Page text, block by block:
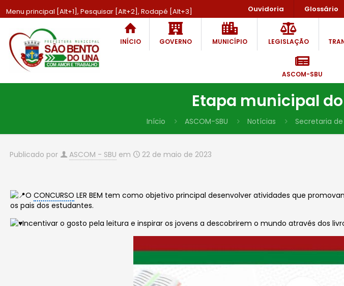
Menu principal [Alt+1], Pesquisar [Alt+2], Rodapé [Alt+3] Ouvidoria Glossário
INÍCIO GOVERNO MUNICÍPIO LEGISLAÇÃO
ASCOM-SBU
Etapa municipal
Início ASCOM-SBU Notícias Secretaria
Publicado por ASCOM - SBU em 22 de maio de 2023
OCONCURSO LER BEM tem como objetivo principal desenvolver atividades que promovam
os pais dos estudantes.
Incentivar o gosto pela leitura e inspirar os jovens a descobrirem o mundo através dos